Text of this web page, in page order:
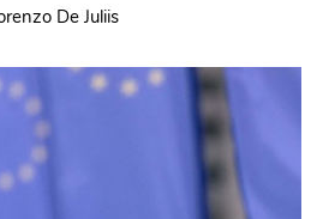
De Juliis